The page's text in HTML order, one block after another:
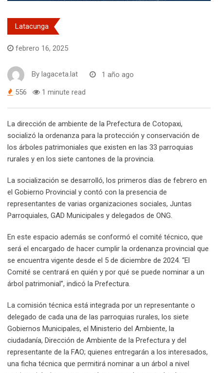
Latacunga
febrero 16, 2025
By lagaceta.lat 1 año ago
556 1 minute read
La dirección de ambiente de la Prefectura de Cotopaxi,
socializó la ordenanza para la protección y conservación de
los árboles patrimoniales que existen en las 33 parroquias
rurales y en los siete cantones de la provincia.
La socialización se desarrolló, los primeros días de febrero en
el Gobierno Provincial y contó con la presencia de
representantes de varias organizaciones sociales, Juntas
Parroquiales, GAD Municipales y delegados de ONG.
En este espacio además se conformó el comité técnico, que
será el encargado de hacer cumplir la ordenanza provincial que
se encuentra vigente desde el 5 de diciembre de 2024. “El
Comité se centrará en quién y por qué se puede nominar a un
árbol patrimonial”, indicó la Prefectura.
La comisión técnica está integrada por un representante o
delegado de cada una de las parroquias rurales, los siete
Gobiernos Municipales, el Ministerio del Ambiente, la
ciudadanía, Dirección de Ambiente de la Prefectura y del
representante de la FAO; quienes entregarán a los interesados,
una ficha técnica que permitirá nominar a un árbol a nivel